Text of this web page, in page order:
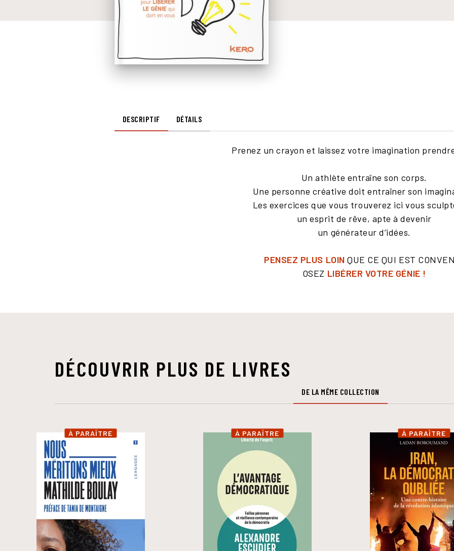
DESCRIPTIF DÉTAILS
Prenez un crayon et laissez votre imagination
Un athlète entraîne son corps.
Une personne créative doit entraîner son
Les exercices que vous trouverez ici vous
un esprit de rêve, apte à devenir
un générateur d’idées.
PENSEZ PLUS LOINQUE CE QUI EST
OSEZ LIBÉRER VOTRE GÉNIE !
DÉCOUVRIR PLUS DE LIVRES
DE LA MÊME COLLECTION
À PARAÎTRE À PARAÎTRE À PARAÎTRE